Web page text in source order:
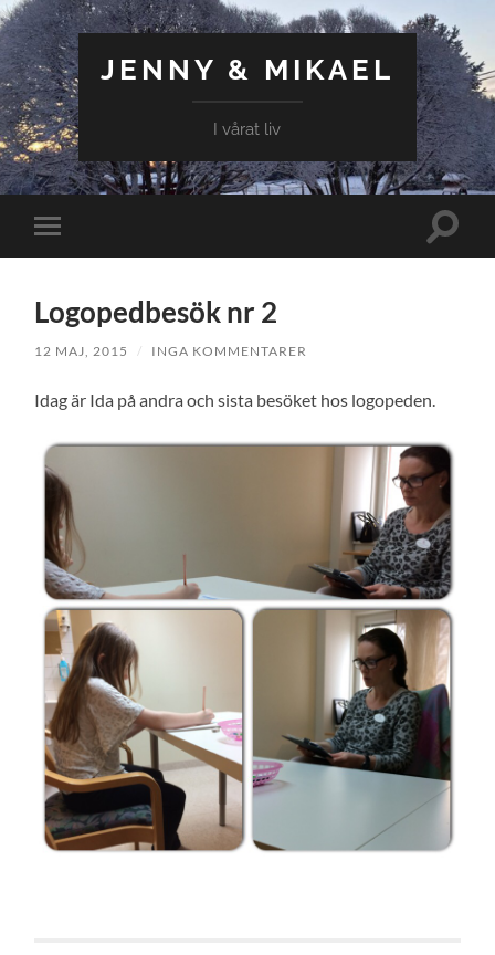
JENNY & MIKAEL
I vårat liv
Slå
på/av
Slå
Logopedbesök nr 2
12 MAJ, 2015 / INGA KOMMENTARER
Idag är Ida på andra och sista besöket hos logopeden.